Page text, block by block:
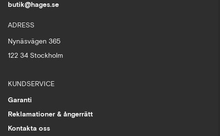
butik@hages.se
ADRESS
Nynäsvägen 365
122 34 Stockholm
KUNDSERVICE
Garanti
Reklamationer & ångerrätt
Kontakta oss